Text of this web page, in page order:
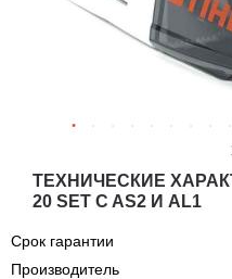
ТЕХНИЧЕСКИЕ
20 SET C AS2 И AL1
Срок гарантии
Производитель